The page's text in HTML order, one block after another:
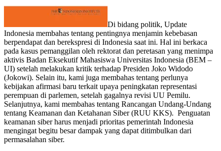
Di bidang politik, Update
Indonesia membahas tentang pentingnya menjamin kebebasan
berpendapat dan berekspresi di Indonesia saat ini. Hal ini berkaca
pada kasus pemanggilan oleh rektorat dan peretasan yang menimpa
aktivis Badan Eksekutif Mahasiswa Universitas Indonesia (BEM –
UI) setelah melakukan kritik terhadap Presiden Joko Widodo
(Jokowi). Selain itu, kami juga membahas tentang perlunya
kebijakan afirmasi baru terkait upaya peningkatan representasi
perempuan di parlemen, setelah gagalnya revisi UU Pemilu.
Selanjutnya, kami membahas tentang Rancangan Undang-Undang
tentang Keamanan dan Ketahanan Siber (RUU KKS). Penguatan
keamanan siber harus menjadi prioritas pemerintah Indonesia
mengingat begitu besar dampak yang dapat ditimbulkan dari
permasalahan siber.